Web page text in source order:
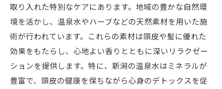
取り入れた特別なケアにあります。地域の豊かな自然環
境を活かし、温泉水やハーブなどの天然素材を用いた施
術が行われています。これらの素材は頭皮や髪に優れた
効果をもたらし、心地よい香りとともに深いリラクゼー
ションを提供します。特に、新潟の温泉水はミネラルが
豊富で、頭皮の健康を保ちながら心身のデトックスを促